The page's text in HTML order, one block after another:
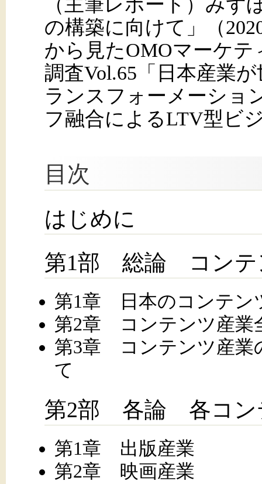
（主筆レポート）みず
の構築に向けて」（
から見たOMOマーケ
調査Vol.65「日本産業
ランスフォーメーショ
フ融合によるLTV型ビ
目次
はじめに
第1部 総論 コンテ
第1章 日本のコンテン
第2章 コンテンツ産業
第3章 コンテンツ産業
て
第2部 各論 各コン
第1章 出版産業
第2章 映画産業